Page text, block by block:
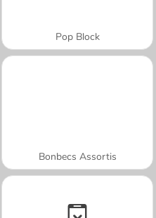
Pop Block
Bonbecs Assortis